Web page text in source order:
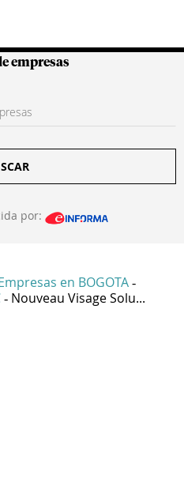
empresas
por:
en BOGOTA -
- Nouveau Visage Solu...